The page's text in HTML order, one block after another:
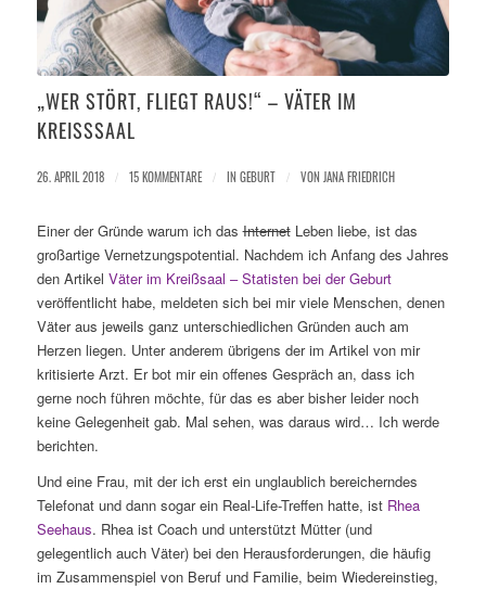
„WER STÖRT, FLIEGT RAUS!“ – VÄTER IM
KREISSSAAL
26. APRIL 2018 / 15 KOMMENTARE / IN GEBURT / VON JANA FRIEDRICH
Einer der Gründe warum ich dasInternetLeben liebe, ist das
großartige Vernetzungspotential. Nachdem ich Anfang des Jahres
den Artikel Väter im Kreißsaal – Statisten bei der Geburt
veröffentlicht habe, meldeten sich bei mir viele Menschen, denen
Väter aus jeweils ganz unterschiedlichen Gründen auch am
Herzen liegen. Unter anderem übrigens der im Artikel von mir
kritisierte Arzt. Er bot mir ein offenes Gespräch an, dass ich
gerne noch führen möchte, für das es aber bisher leider noch
keine Gelegenheit gab. Mal sehen, was daraus wird… Ich werde
berichten.
Und eine Frau, mit der ich erst ein unglaublich bereicherndes
Telefonat und dann sogar ein Real-Life-Treffen hatte, ist Rhea
Seehaus. Rhea ist Coach und unterstützt Mütter (und
gelegentlich auch Väter) bei den Herausforderungen, die häufig
im Zusammenspiel von Beruf und Familie, beim Wiedereinstieg,